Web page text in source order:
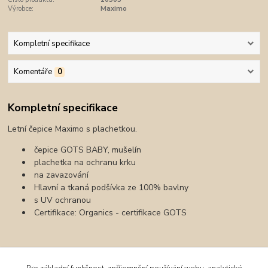
Výrobce:
Maximo
Kompletní specifikace
Komentáře 0
Kompletní specifikace
Letní čepice Maximo s plachetkou.
čepice GOTS BABY, mušelín
plachetka na ochranu krku
na zavazování
Hlavní a tkaná podšívka ze 100% bavlny
s UV ochranou
Certifikace: Organics - certifikace GOTS
Zboží zařazeno v kategoriích